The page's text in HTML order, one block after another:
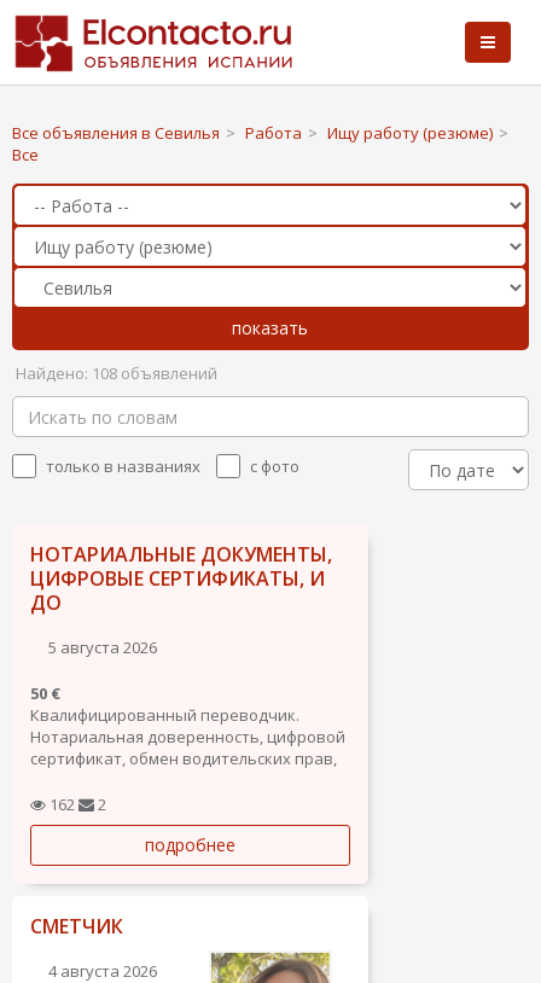
Все объявления в Севилья > Работа > Ищу работу (резюме) >
Все
Найдено: 108 объявлений
только в названиях с фото
НОТАРИАЛЬНЫЕ ДОКУМЕНТЫ,
ЦИФРОВЫЕ СЕРТИФИКАТЫ, И
ДО
5 августа 2026
50 €
Квалифицированный переводчик.
Нотариальная доверенность, цифровой
сертификат, обмен водительских прав,
т.д.162 2
подробнее
СМЕТЧИК
4 августа 2026